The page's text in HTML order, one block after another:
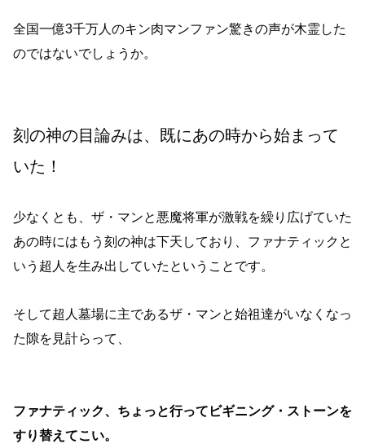
全国一億3千万人のキン肉マンファン驚きの声が木霊した
のではないでしょうか。
刻の神の目論みは、既にあの時から始まって
いた！
少なくとも、ザ・マンと悪魔将軍が激戦を繰り広げていた
あの時にはもう刻の神は下天しており、ファナティックと
いう超人を生み出していたということです。
そして超人墓場に主であるザ・マンと始祖達がいなくなっ
た隙を見計らって、
ファナティック、ちょっと行ってビギニング・ストーンを
すり替えてこい。